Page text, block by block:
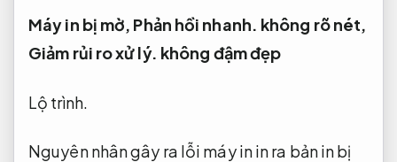
Máy in bị mờ, Phản hồi nhanh. không rõ nét,
Giảm rủi ro xử lý. không đậm đẹp
Lộ trình.
Nguyên nhân gây ra lỗi máy in in ra bản in bị